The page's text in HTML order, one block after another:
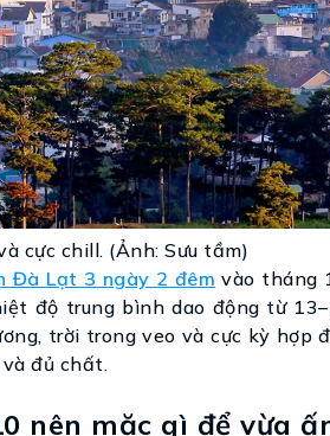
cực chill. (Ảnh: Sưu tầm)
Đà Lạt 3 ngày 2 đêm vào tháng
độ trung bình dao động từ
trời trong veo và cực kỳ
đủ chất.
nên mặc gì để vừa